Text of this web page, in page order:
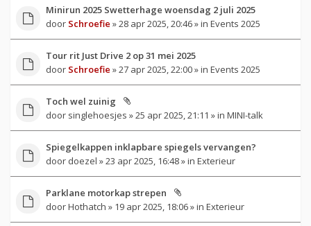
Minirun 2025 Swetterhage woensdag 2 juli 2025
door Schroefie » 28 apr 2025, 20:46 » in Events 2025
Tour rit Just Drive 2 op 31 mei 2025
door Schroefie » 27 apr 2025, 22:00 » in Events 2025
Toch wel zuinig
door singlehoesjes » 25 apr 2025, 21:11 » in MINI-talk
Spiegelkappen inklapbare spiegels vervangen?
door doezel » 23 apr 2025, 16:48 » in Exterieur
Parklane motorkap strepen
doorHothatch » 19 apr 2025, 18:06 » in Exterieur